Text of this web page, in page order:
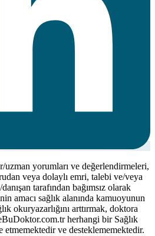
uzman yorumları ve değerlendirmeleri,
veya dolaylı emri, talebi ve/veya
tarafından bağımsız olarak
amacı sağlık alanında kamuoyunun
okuryazarlığını arttırmak, doktora
herhangi bir Sağlık
etmemektedir ve desteklememektedir.